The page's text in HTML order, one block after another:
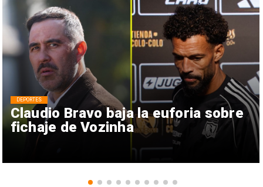
Claudio Bravo baja la euforia sobre
fichaje de Vozinha
DEPORTES